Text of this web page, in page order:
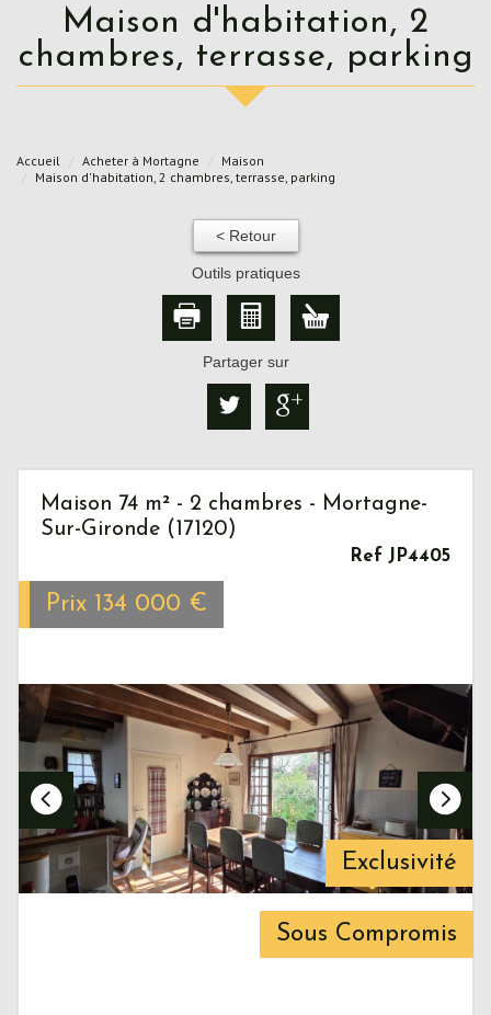
Maison d'habitation, 2
chambres, terrasse, parking
Accueil Acheter à Mortagne
Maison
Maison d'habitation, 2 chambres, terrasse, parking
< Retour
Outils pratiques
Partager sur
Sous Compromis
Exclusivité
Maison 74 m² - 2 chambres - Mortagne-
Sur-Gironde (17120)
Ref JP4405
Prix 134 000 €